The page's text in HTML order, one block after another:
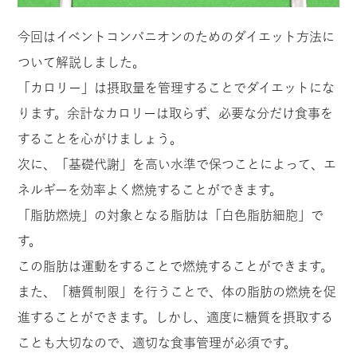
今回はイベントコンパニオンのためのダイエット方法に
ついて解説しました。
「カロリー」は摂取量を管理することでダイエットにな
ります。余計なカロリーは取らず、必要な分だけ食事を
することを心がけましょう。
次に、「基礎代謝」を高い水準で保つことによって、エ
ネルギーを効率よく燃焼することができます。
「脂肪燃焼」の対象となる脂肪は「白色脂肪細胞」で
す。
この脂肪は運動をすることで燃焼することができます。
また、「糖質制限」を行うことで、体の脂肪の燃焼を促
進することができます。しかし、適度に糖質を摂取する
ことも大切なので、適切な食事管理が必須です。